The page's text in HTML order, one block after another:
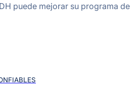
puede mejorar su programa de